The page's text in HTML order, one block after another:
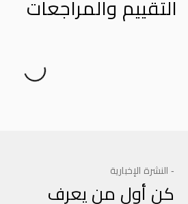
التقييم والمراجعات
- النشرة الإخبارية
كن أول من يعرف